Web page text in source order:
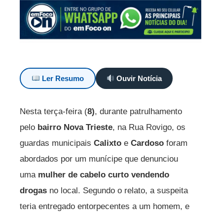
Ler Resumo Ouvir Notícia
Nesta terça-feira (8), durante patrulhamento
pelo bairro Nova Trieste, na Rua Rovigo, os
guardas municipais Calixto e Cardoso foram
abordados por um munícipe que denunciou
uma mulher de cabelo curto vendendo
drogas no local. Segundo o relato, a suspeita
teria entregado entorpecentes a um homem, e